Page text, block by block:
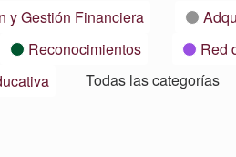
y Gestión Financiera
Reconocimientos Red
Todas las categorías